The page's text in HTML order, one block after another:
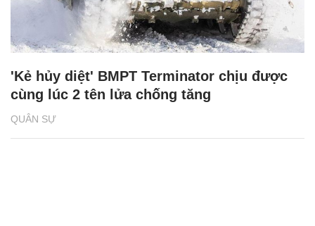
QUÂN SỰ
'Kẻ hủy diệt' BMPT Terminator chịu được
cùng lúc 2 tên lửa chống tăng